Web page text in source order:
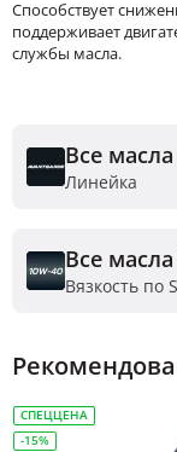
Способствует
поддерживает
службы масла.
Все масла
Линейка
Все
Вязкость по
СПЕЦЦЕНА
-15%